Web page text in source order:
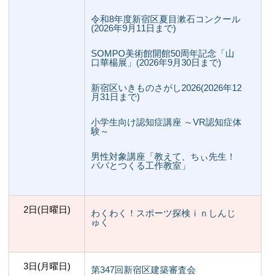
令和8年度新宿区夏目漱石コンクール
(2026年9月11日まで)
SOMPO美術館開館50周年記念「山
口華楊展」(2026年9月30日まで)
新宿区いきものさがし2026(2026年12
月31日まで)
小学生向け認知症講座 ～VR認知症体
験～
男性対象講座「教えて、ちぃ先生！
パパとつくる工作教室」
2日(日曜日)
わくわく！スポーツ探検ｉｎしんじ
ゅく
3日(月曜日) 第347回新宿区建築審査会